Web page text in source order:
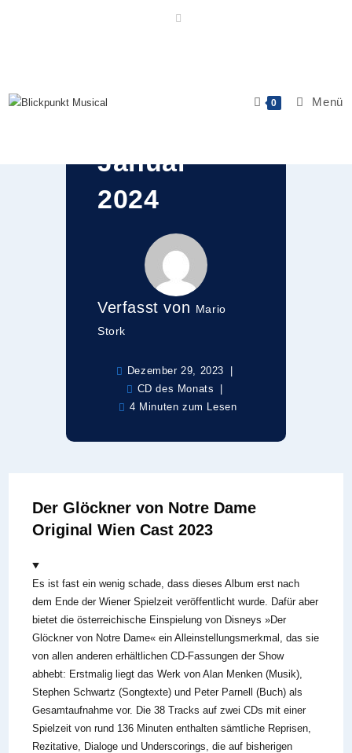
0 Menü
Januar
2024
Verfasst von Mario
Stork
Dezember 29, 2023
CD des Monats
4 Minuten zum Lesen
Der Glöckner von Notre Dame
Original Wien Cast 2023
Es ist fast ein wenig schade, dass dieses Album erst nach
dem Ende der Wiener Spielzeit veröffentlicht wurde. Dafür aber
bietet die österreichische Einspielung von Disneys »Der
Glöckner von Notre Dame« ein Alleinstellungsmerkmal, das sie
von allen anderen erhältlichen CD-Fassungen der Show
abhebt: Erstmalig liegt das Werk von Alan Menken (Musik),
Stephen Schwartz (Songtexte) und Peter Parnell (Buch) als
Gesamtaufnahme vor. Die 38 Tracks auf zwei CDs mit einer
Spielzeit von rund 136 Minuten enthalten sämtliche Reprisen,
Rezitative, Dialoge und Underscorings, die auf bisherigen